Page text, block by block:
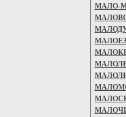
МАЛО-